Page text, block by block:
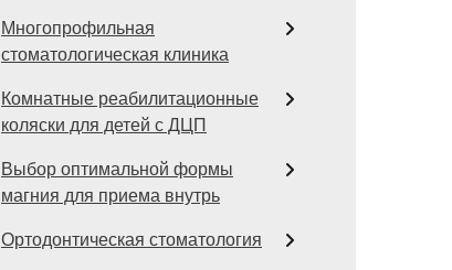
Многопрофильная
стоматологическая клиника
Комнатные реабилитационные
коляски для детей с ДЦП
Выбор оптимальной формы
магния для приема внутрь
Ортодонтическая стоматология